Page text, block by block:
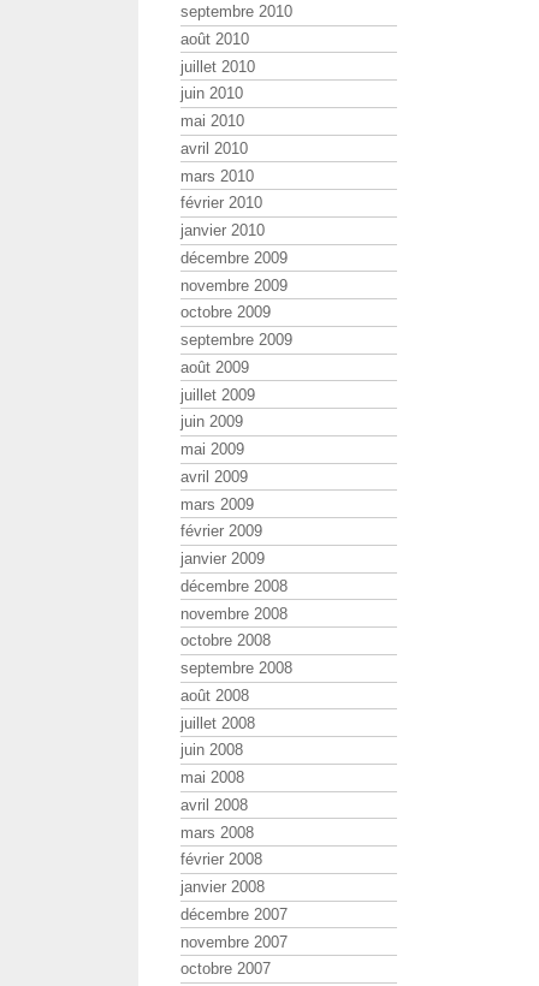
septembre 2010
août 2010
juillet 2010
juin 2010
mai 2010
avril 2010
mars 2010
février 2010
janvier 2010
décembre 2009
novembre 2009
octobre 2009
septembre 2009
août 2009
juillet 2009
juin 2009
mai 2009
avril 2009
mars 2009
février 2009
janvier 2009
décembre 2008
novembre 2008
octobre 2008
septembre 2008
août 2008
juillet 2008
juin 2008
mai 2008
avril 2008
mars 2008
février 2008
janvier 2008
décembre 2007
novembre 2007
octobre 2007